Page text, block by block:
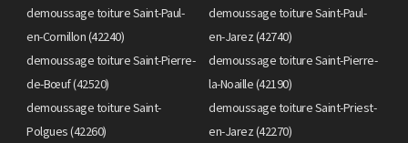
demoussage toiture Saint-Paul-
en-Cornillon (42240)
demoussage toiture Saint-Paul-
en-Jarez (42740)
demoussage toiture Saint-Pierre-
de-Bœuf (42520)
demoussage toiture Saint-Pierre-
la-Noaille (42190)
demoussage toiture Saint-
Polgues (42260)
demoussage toiture Saint-Priest-
en-Jarez (42270)